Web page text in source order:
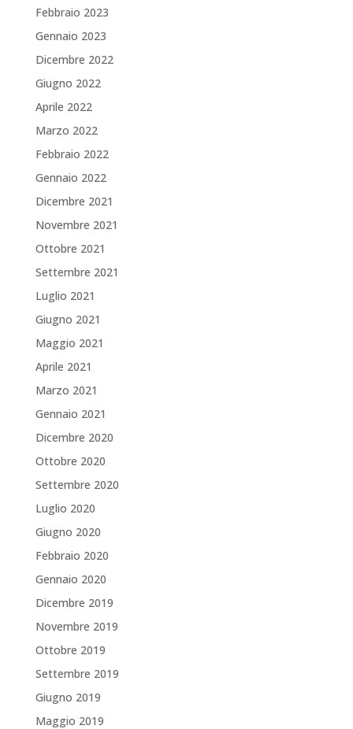
Febbraio 2023
Gennaio 2023
Dicembre 2022
Giugno 2022
Aprile 2022
Marzo 2022
Febbraio 2022
Gennaio 2022
Dicembre 2021
Novembre 2021
Ottobre 2021
Settembre 2021
Luglio 2021
Giugno 2021
Maggio 2021
Aprile 2021
Marzo 2021
Gennaio 2021
Dicembre 2020
Ottobre 2020
Settembre 2020
Luglio 2020
Giugno 2020
Febbraio 2020
Gennaio 2020
Dicembre 2019
Novembre 2019
Ottobre 2019
Settembre 2019
Giugno 2019
Maggio 2019